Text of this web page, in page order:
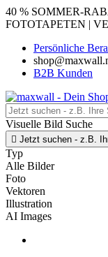
40 % SOMMER-
FOTOTAPETEN |
Persönliche
B2B Kunden
Visuelle Bild Suche
 Jetzt suchen - z.B.
Typ
Alle Bilder
Foto
Vektoren
Illustration
AI Images